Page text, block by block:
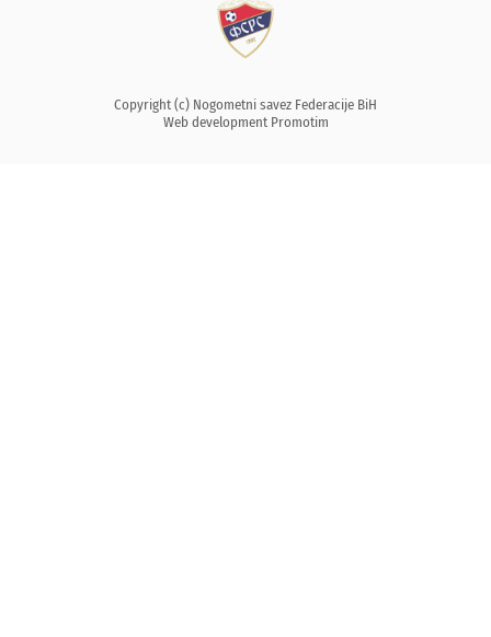
Copyright (c) Nogometni savez Federacije BiH
Web development Promotim